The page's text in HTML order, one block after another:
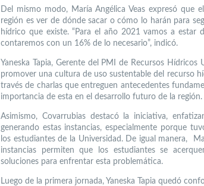
Del mismo modo, María Angélica Veas expresó que
región es ver de dónde sacar o cómo lo harán para
hídrico que existe. “Para el año 2021 vamos a estar
contaremos con un 16% de lo necesario”, indicó.
Yaneska Tapia, Gerente del PMI de Recursos Hídricos
promover una cultura de uso sustentable del recurso
través de charlas que entreguen antecedentes
importancia de esta en el desarrollo futuro de la región.
Asimismo, Covarrubias destacó la iniciativa,
generando estas instancias, especialmente porque
los estudiantes de la Universidad. De igual manera,
instancias permiten que los estudiantes se
soluciones para enfrentar esta problemática.
Luego de la primera jornada, Yaneska Tapia quedó